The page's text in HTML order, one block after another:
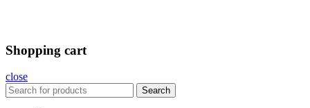
Shopping cart
close
Search